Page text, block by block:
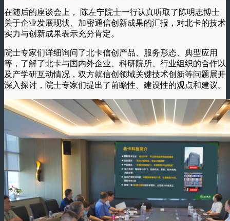
在随后的座谈会上， 陈左宁院士一行认真听取了陈明志博士
关于企业发展现状、加密通信创新成果的汇报，对北卡的技术
实力与创新成果表示充分肯定。
院士专家们详细询问了北卡信创产品、服务形态、典型应用
等，了解了北卡与国内外企业、科研院所、行业组织的合作以
及产学研互动情况，双方就信创领域关键技术创新等问题展开
深入探讨，院士专家们提出了前瞻性、建设性的观点和建议。